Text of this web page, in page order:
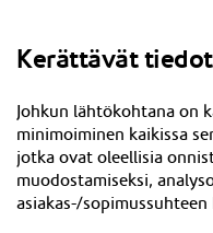
Kerättävät tiedot
Johkun lähtökohtana on
minimoiminen kaikissa
jotka ovat oleellisia
muodostamiseksi,
asiakas-/sopimussuhteen